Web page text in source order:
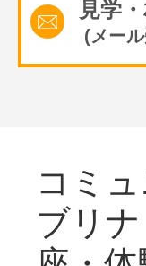
見学
(メー
コミ
ブリ